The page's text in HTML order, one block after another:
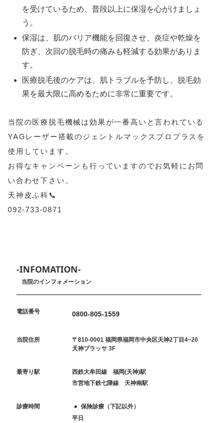
を受けているため、普段以上に保湿を心がけましょ
う。
保湿は、肌のバリア機能を回復させ、炎症や乾燥を
防ぎ、次回の脱毛時の痛みも軽減する効果がありま
す。
医療脱毛後のケアは、肌トラブルを予防し、脱毛効
果を最大限に高めるために非常に重要です。
当院の医療脱毛機械は効果が一番高いと言われている
YAGレーザー搭載のジェントルマックスプロプラスを
使用しています。
お得なキャンペーンも行っていますのでお気軽にお問
い合わせ下さい。
天神皮ふ科📞
092-733-0871
-INFOMATION-
当院のインフォメーション
電話番号 0800-805-1559
当院住所
〒810-0001 福岡県福岡市中央区天神2丁目4−20
天神プラッサ 3F
最寄り駅
西鉄大牟田線 福岡(天神)駅
市営地下鉄七隈線 天神南駅
診療時間
保険診療（下記以外）
平日